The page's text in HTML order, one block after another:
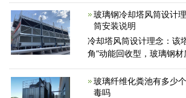
塔塔总温降的60～70%。
在运行期间
玻璃钢冷却塔风筒设计
筒安装说明
冷却塔风筒设计理念：该
角”动能回收型，玻璃钢
据而设计，内壁曲线采用
线的自然扩散型风筒相
玻璃纤维化粪池有多少
毒吗